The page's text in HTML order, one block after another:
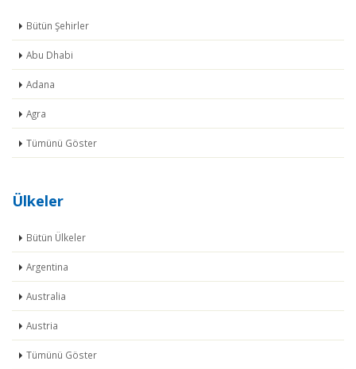
Bütün Şehirler
Abu Dhabi
Adana
Agra
Tümünü Göster
Ülkeler
Bütün Ülkeler
Argentina
Australia
Austria
Tümünü Göster